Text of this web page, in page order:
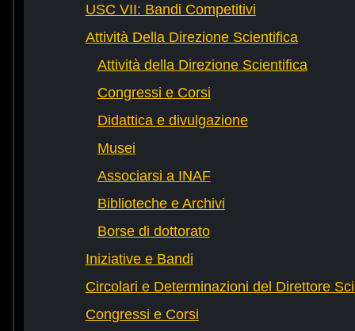
USC VII: Bandi Competitivi
Attività Della Direzione Scientifica
Attività della Direzione Scientifica
Congressi e Corsi
Didattica e divulgazione
Musei
Associarsi a INAF
Biblioteche e Archivi
Borse di dottorato
Iniziative e Bandi
Circolari e Determinazioni del Direttore
Congressi e Corsi